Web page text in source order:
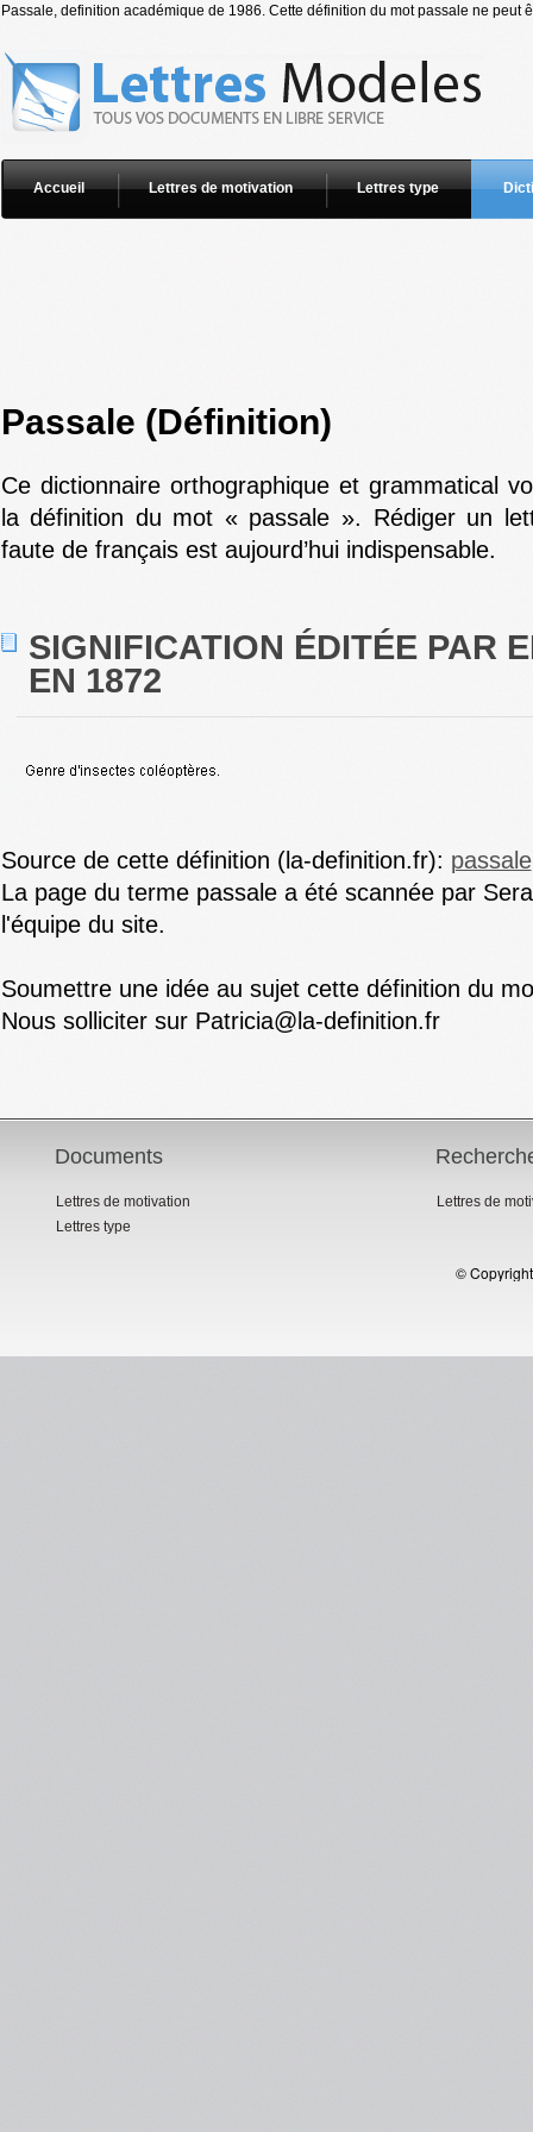
Passale, definition académique de 1986. Cette définition du mot passale ne peut
Accueil Lettres de motivation Lettres type
Passale (Définition)
Ce dictionnaire orthographique et grammatical
la définition du mot « passale ». Rédiger un
faute de français est aujourd’hui indispensable.
SIGNIFICATION ÉDITÉE PAR
EN 1872
Source de cette définition (la-definition.fr): passale
La page du terme passale a été scannée par
l'équipe du site.
Soumettre une idée au sujet cette définition du
Nous solliciter sur Patricia@la-definition.fr
Documents
Lettres de motivation
Lettres type
Lettres de
©